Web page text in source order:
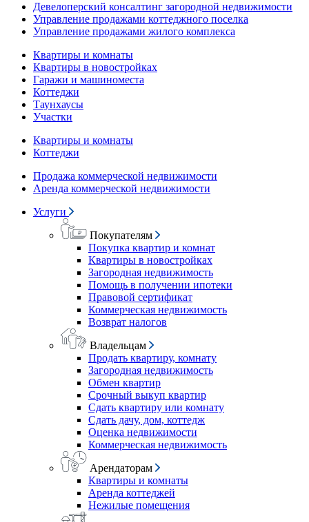
Девелоперский консалтинг загородной недвижимости
Управление продажами коттеджного поселка
Управление продажами жилого комплекса
Квартиры и комнаты
Квартиры в новостройках
Гаражи и машиноместа
Коттеджи
Таунхаусы
Участки
Квартиры и комнаты
Коттеджи
Продажа коммерческой недвижимости
Аренда коммерческой недвижимости
Услуги
Покупателям
Покупка квартир и комнат
Квартиры в новостройках
Загородная недвижимость
Помощь в получении ипотеки
Правовой сертификат
Коммерческая недвижимость
Возврат налогов
Владельцам
Продать квартиру, комнату
Загородная недвижимость
Обмен квартир
Срочный выкуп квартир
Сдать квартиру или комнату
Сдать дачу, дом, коттедж
Оценка недвижимости
Коммерческая недвижимость
Арендаторам
Квартиры и комнаты
Аренда коттеджей
Нежилые помещения